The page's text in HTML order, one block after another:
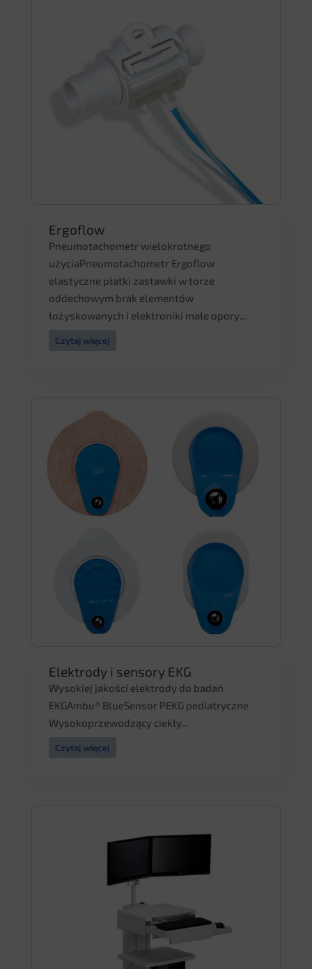
Ergoflow
Pneumotachometr wielokrotnego
użyciaPneumotachometr Ergoflow
elastyczne płatki zastawki w torze
oddechowym brak elementów
łożyskowanych i elektroniki małe opory...
Czytaj więcej
Elektrody i sensory EKG
Wysokiej jakości elektrody do badań
EKGAmbu® BlueSensor PEKG pediatryczne
Wysokoprzewodzący ciekły...
Czytaj więcej